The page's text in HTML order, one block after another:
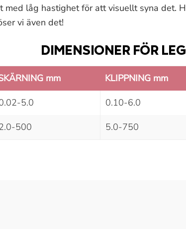
med låg hastighet för att visuellt syna det.
vi även det!
DIMENSIONER FÖR
mm KLIPPNING mm
5.0 0.10-6.0
500 5.0-750